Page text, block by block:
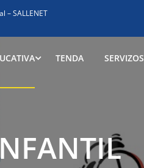
–SALLENET
TENDA SERVIZOS